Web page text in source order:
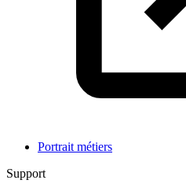
Portrait métiers
Support